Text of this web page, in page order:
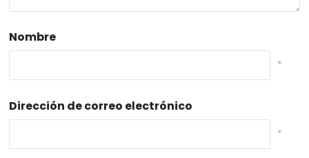
Nombre
*
Dirección de correo electrónico
*